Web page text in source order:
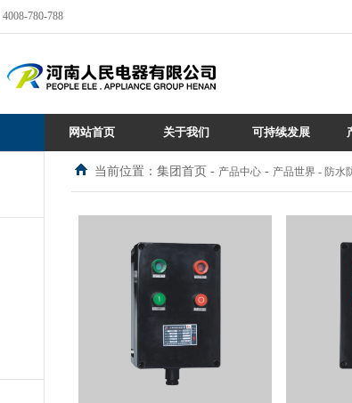
4008-780-788
网站首页 关于我们 可持续发展
当前位置：集团首页 - 产品中心 - 产品世界 - 防水